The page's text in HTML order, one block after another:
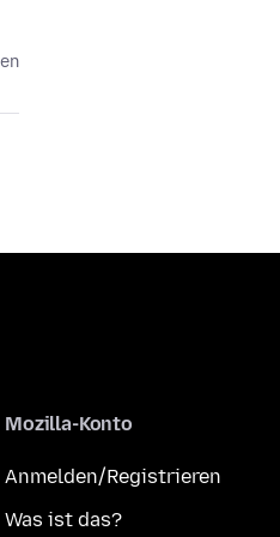
Mozilla-Konto
Anmelden/Registrieren
Was ist das?